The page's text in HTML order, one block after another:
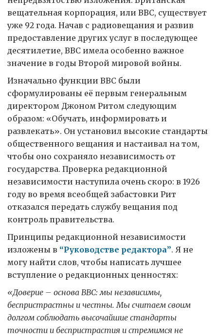
вещательная корпорация, или ВВС, существует
уже 92 года. Начав с радиовещания и развив
предоставление других услуг в последующее
десятилетие, ВВС имела особенно важное
значение в годы Второй мировой войны.
Изначально функции ВВС были
сформулированы её первым генеральным
директором Джоном Ритом следующим
образом: «Обучать, информировать и
развлекать». Он установил высокие стандарты
общественного вещания и настаивал на том,
чтобы оно сохраняло независимость от
государства. Проверка редакционной
независимости наступила очень скоро: в 1926
году во время всеобщей забастовки Рит
отказался передать службу вещания под
контроль правительства.
Принципы редакционной независимости
изложены в “Руководстве редактора”. Я не
могу найти слов, чтобы написать лучшее
вступление о редакционных ценностях:
«Доверие – основа ВВС: мы независимы,
беспристрастны и честны. Мы считаем своим
долгом соблюдать высочайшие стандарты
точности и беспристрастия и стремимся не